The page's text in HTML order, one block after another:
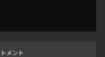
メント